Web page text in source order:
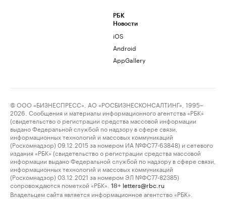
РБК
Новости
iOS
Android
AppGallery
© ООО «БИЗНЕСПРЕСС», АО «РОСБИЗНЕСКОНСАЛТИНГ», 1995–
2026. Сообщения и материалы информационного агентства «РБК»
(свидетельство о регистрации средства массовой информации
выдано Федеральной службой по надзору в сфере связи,
информационных технологий и массовых коммуникаций
(Роскомнадзор) 09.12.2015 за номером ИА №ФС77-63848) и сетевого
издания «РБК» (свидетельство о регистрации средства массовой
информации выдано Федеральной службой по надзору в сфере связи,
информационных технологий и массовых коммуникаций
(Роскомнадзор) 03.12.2021 за номером ЭЛ №ФС77-82385)
сопровождаются пометкой «РБК».
18+ letters@rbc.ru
Владельцем сайта является информационное агентство «РБК».